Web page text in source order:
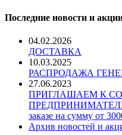
Последние новости и
04.02.2026
ДОСТАВКА
10.03.2025
РАСПРОДАЖА
27.06.2023
ПРИГЛАШАЕМ К
заказе на сумму от
Архив новостей и